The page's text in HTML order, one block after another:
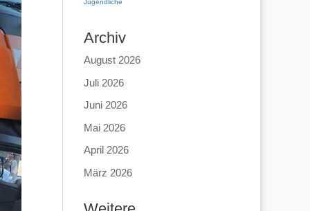
Jugendliche
Archiv
August 2026
Juli 2026
Juni 2026
Mai 2026
April 2026
März 2026